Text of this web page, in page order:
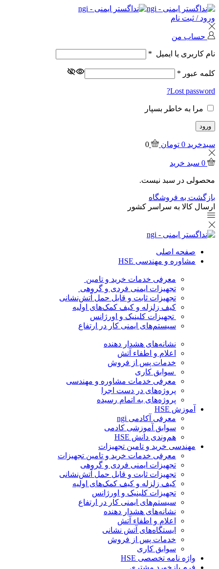
ورود / ثبت نام
حساب من
نام کاربری یا ایمیل *
کلمه عبور *
Lost password?
مرا به خاطر بسپار
ورود
سبدخرید 0 تومان 0
0 سبد خرید
محصولی در سبد نیست.
بازگشت به فروشگاه
ارسال کالا به سراسر کشور
صفحه اصلی
مشاوره و مهندسی HSE
معرفی خدمات خرید و تامین
تجهیزات ایمنی فردی و گروهی
تجهیزات ثابت و قابل حمل آتش‌نشانی
کیف زلزله و کیف کمک‌های اولیه
تجهیزات کلینیک و اورژانس
سیستم‌های ایمنی کار در ارتفاع
نشانه‌های هشدار دهنده
اعلام و اطفاء آتش
خدمات پس از فروش
سوابق کاری
معرفی خدمات مشاوره و مهندسی
پروژه‌های در دست اجرا
پروژه‌های به اتمام رسیده
آموزش HSE
معرفی آکادمی ngi
سوابق آموزشی کادمی
هم‌وندی دانش HSE
مهندسی خرید و تامین تجهیزات
معرفی خدمات خرید و تامین تجهیزات
تجهیزات ایمنی فردی و گروهی
تجهیزات ثابت و قابل حمل آتش‌نشانی
کیف زلزله و کیف کمک‌های اولیه
تجهیزات کلینیک و اورژانس
سیستم‌های ایمنی کار در ارتفاع
نشانه‌های هشدار دهنده
اعلام و اطفاء آتش
ایستگاه‌های آتش نشانی
خدمات پس از فروش
سوابق کاری
واژه نامه تخصصی HSE